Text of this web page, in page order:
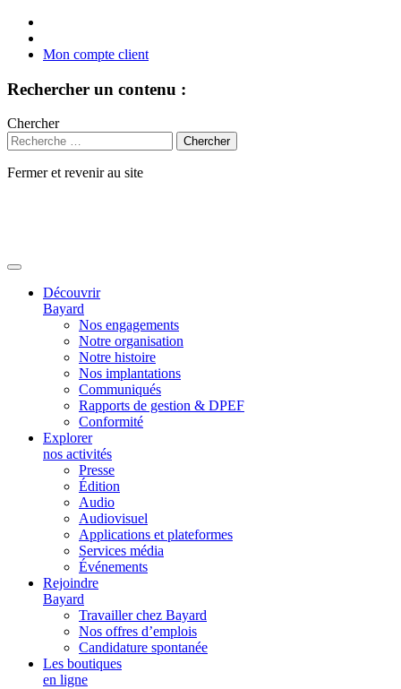
Mon compte client
Rechercher un contenu :
Chercher
Fermer et revenir au site
Découvrir
Bayard
Nos engagements
Notre organisation
Notre histoire
Nos implantations
Communiqués
Rapports de gestion & DPEF
Conformité
Explorer
nos activités
Presse
Édition
Audio
Audiovisuel
Applications et plateformes
Services média
Événements
Rejoindre
Bayard
Travailler chez Bayard
Nos offres d’emplois
Candidature spontanée
Les boutiques
en ligne